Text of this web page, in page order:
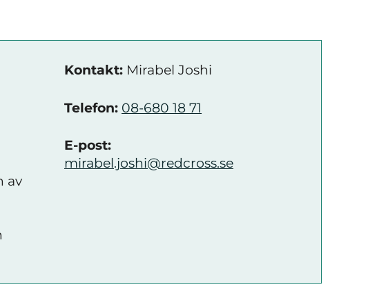
av
Kontakt: Mirabel Joshi
Telefon: 08-680 18 71
E-post:
mirabel.joshi@redcross.se